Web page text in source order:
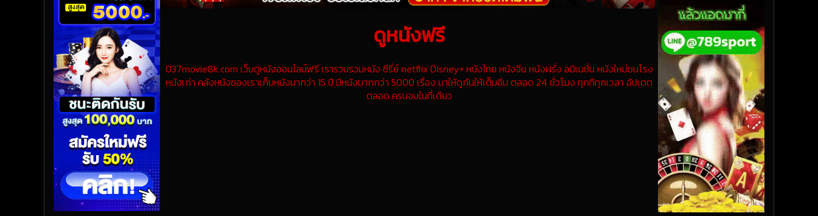
ดูหนังฟรี
037movie8k.com เว็บดูหนังออนไลน์ฟรี เรารวบรวมหนัง ซีรี่ย์ netflix Disney+ หนังไทย หนังจีน หนังฝรั่ง อนิเมชั่น หนังใหม่ชนโรง
หนังเก่า คลังหนังของเราเก็บหนังมากว่า 15 ปี มีหนังมากกว่า 5000 เรื่อง มาให้ดูกันให้เต็มอิ่ม ตลอด 24 ชั่วโมง ทุกทีทุกเวลา อัปเดต
ตลอด ครบจบในที่เดียว